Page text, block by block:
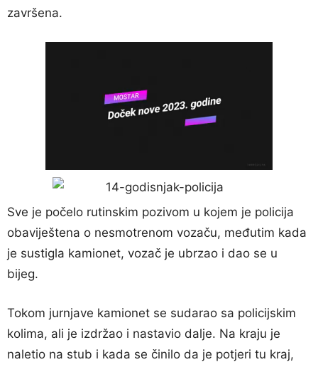
završena.
Sve je počelo rutinskim pozivom u kojem je policija
obaviještena o nesmotrenom vozaču, međutim kada
je sustigla kamionet, vozač je ubrzao i dao se u
bijeg.
Tokom jurnjave kamionet se sudarao sa policijskim
kolima, ali je izdržao i nastavio dalje. Na kraju je
naletio na stub i kada se činilo da je potjeri tu kraj,